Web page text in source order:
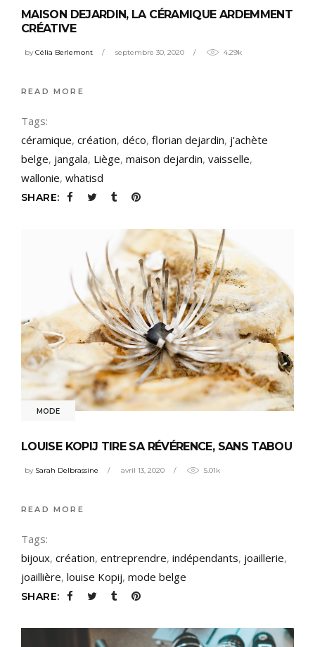
MAISON DEJARDIN, LA CÉRAMIQUE ARDEMMENT
CRÉATIVE
byCélia Berlemont septembre 30, 2020 4.29k
READ MORE
Tags:
céramique, création, déco, florian dejardin, j'achète
belge, jangala, Liège, maison dejardin, vaisselle,
wallonie, whatisd
SHARE:
MODE
LOUISE KOPIJ TIRE SA RÉVÉRENCE, SANS TABOU
by Sarah Delbrassine avril 13, 2020 5.01k
READ MORE
Tags:
bijoux, création, entreprendre, indépendants, joaillerie,
joaillière, louise Kopij, mode belge
SHARE: